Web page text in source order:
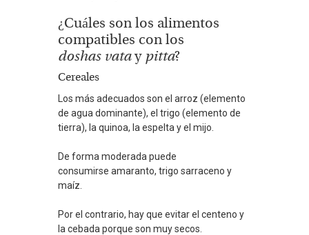
¿Cuáles son los alimentos
compatibles con los
doshas vatay pitta?
Cereales
Los más adecuados son el arroz (elemento
de agua dominante), el trigo (elemento de
tierra), la quinoa, la espelta y el mijo.
De forma moderada puede
consumirse amaranto, trigo sarraceno y
maíz.
Por el contrario, hay que evitar el centeno y
la cebada porque son muy secos.